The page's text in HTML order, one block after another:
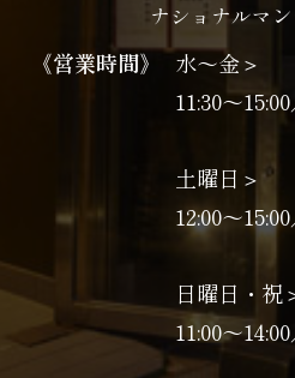
ナショナルマ
《営業時間》
水〜金＞
11:30～
土曜日＞
12:00～
日曜日・祝
11:00〜